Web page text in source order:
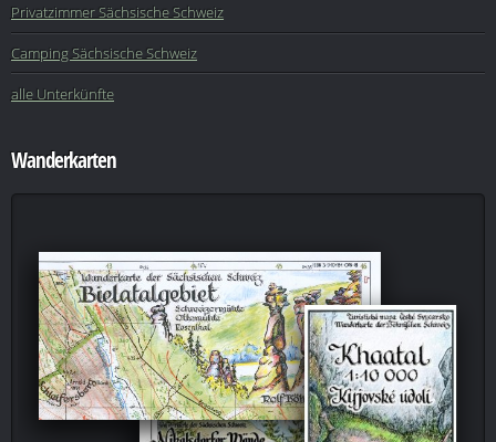
Privatzimmer Sächsische Schweiz
Camping Sächsische Schweiz
alle Unterkünfte
Wanderkarten